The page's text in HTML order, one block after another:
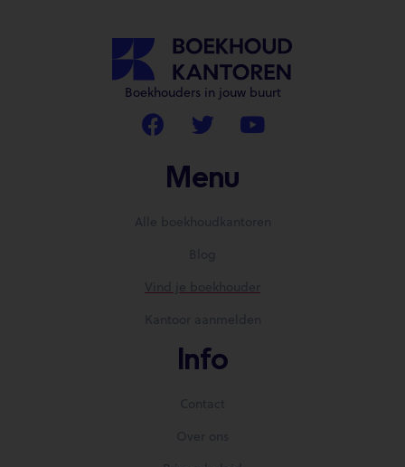
Boekhouders in jouw buurt
Menu
Alle boekhoudkantoren
Blog
Vind je boekhouder
Kantoor aanmelden
Info
Contact
Over ons